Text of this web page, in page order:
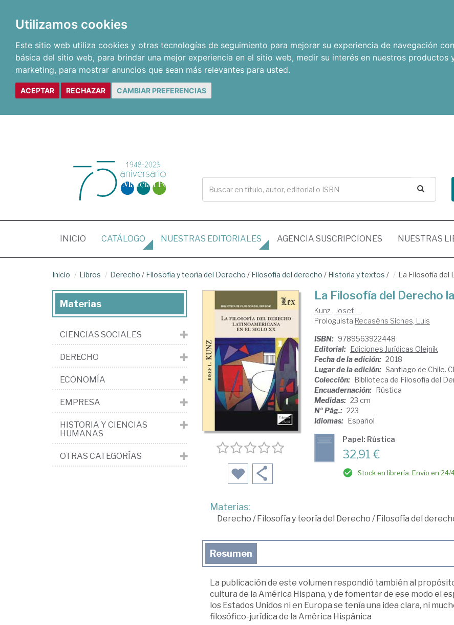
Utilizamos cookies
Este sitio web utiliza cookies y otras tecnologías de seguimiento para mejorar su experiencia de navegación
básica del sitio web, para brindar una mejor experiencia en el sitio web, medir su interés en nuestros
marketing, para mostrar anuncios que sean más relevantes para usted.
ACEPTAR RECHAZAR CAMBIAR PREFERENCIAS
INICIO (CURRENT)
CATÁLOGO NUESTRAS EDITORIALES AGENCIA SUSCRIPCIONES NUESTRAS
Inicio Libros Derecho / Filosofía y teoría del Derecho / Filosofía del derecho / Historia y textos / La Filosofía del
La Filosofía del Derecho
Kunz , Josef L.
Prologuista Recaséns Siches, Luis
ISBN: 9789563922448
Editorial: Ediciones Jurídicas Olejnik
Fecha de la edición: 2018
Lugar de la edición: Santiago de Chile.
Colección: Biblioteca de Filosofía del
Encuadernación: Rústica
Medidas: 23 cm
Nº Pág.: 223
Idiomas: Español
Papel: Rústica
32,91 €
Stock en librería. Envío en 24/
Materias:
Derecho /Filosofía y teoría del Derecho /Filosofía del
Resumen
La publicación de este volumen respondió también al
cultura de la América Hispana, y de fomentar de ese modo el
los Estados Unidos ni en Europa se tenía una idea clara, ni
filosófico-jurídica de la América Hispánica
Materias
CIENCIAS SOCIALES
DERECHO
ECONOMÍA
EMPRESA
HISTORIA Y CIENCIAS
HUMANAS
OTRAS CATEGORÍAS